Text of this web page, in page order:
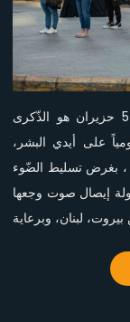
اليوم الوطنّي لحقوق الحيوان (نارد) الواقع في 5 حزيران هو الذّكرى
على أيدي البشر،
، بغرض تسليط الضّوء
إيصال صوت وجعها